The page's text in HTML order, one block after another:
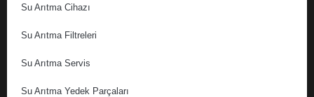
Su Arıtma Cihazı
Su Arıtma Filtreleri
Su Arıtma Servis
Su Arıtma Yedek Parçaları